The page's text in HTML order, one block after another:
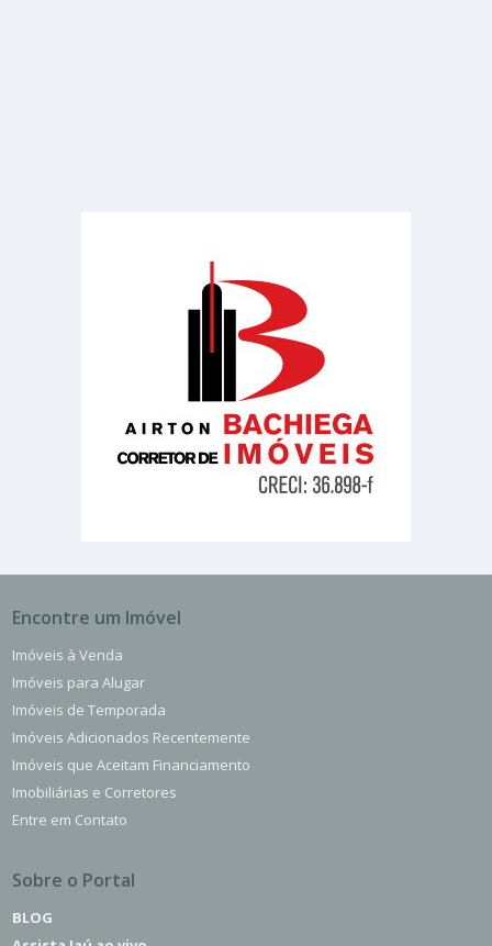
Encontre um Imóvel
Imóveis à Venda
Imóveis para Alugar
Imóveis de Temporada
Imóveis Adicionados Recentemente
Imóveis que Aceitam Financiamento
Imobiliárias e Corretores
Entre em Contato
Sobre o Portal
BLOG